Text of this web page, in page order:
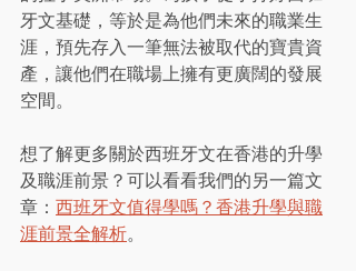
牙文基礎，等於是為他們未來的職業生
涯，預先存入一筆無法被取代的寶貴資
產，讓他們在職場上擁有更廣闊的發展
空間。
想了解更多關於西班牙文在香港的升學
及職涯前景？可以看看我們的另一篇文
章： 西班牙文值得學嗎？香港升學與職
涯前景全解析。